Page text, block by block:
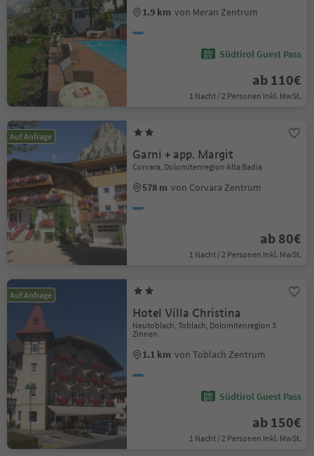
1.9 km von Meran Zentrum
Südtirol Guest Pass
ab 110€
1 Nacht / 2 Personen Inkl. MwSt.
Auf Anfrage
Garni + app. Margit
Corvara, Dolomitenregion Alta Badia
578 m von Corvara Zentrum
ab 80€
1 Nacht / 2 Personen Inkl. MwSt.
Auf Anfrage
Hotel Villa Christina
Neutoblach, Toblach, Dolomitenregion 3
Zinnen
1.1 km von Toblach Zentrum
Südtirol Guest Pass
ab 150€
1 Nacht / 2 Personen Inkl. MwSt.